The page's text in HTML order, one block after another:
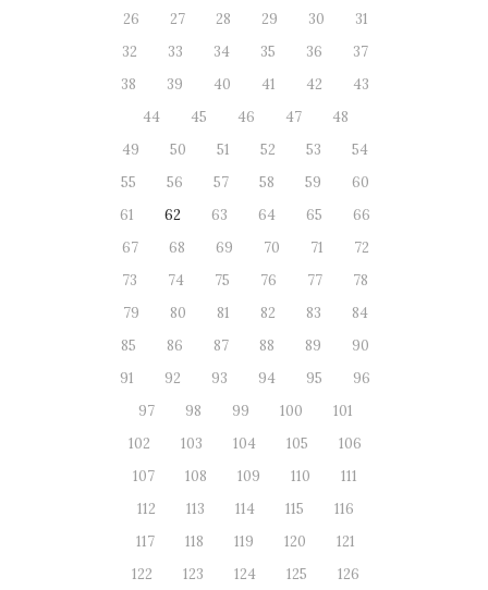
26
27 28 29 30
31
32
33 34 35 36
37
38
39 40 41 42
43
44
45 46 47
48
49
50 51 52 53
54
55
56 57 58 59
60
61
62 63 64 65
66
67
68 69 70 71
72
73
74 75 76 77
78
79
80 81 82 83
84
85
86 87 88 89
90
91
92 93 94 95
96
97
98 99 100
101
102
103 104 105
106
107
108 109 110
111
112
113 114 115
116
117
118 119 120
121
122
123 124 125
126